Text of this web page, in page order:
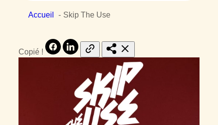
Accueil Skip The Use
Copié !